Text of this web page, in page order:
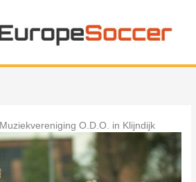
Muziekvereniging O.D.O. in Klijndijk